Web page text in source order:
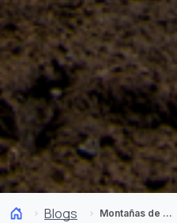
Blogs Montañas de Chile que debes conocer este 2025